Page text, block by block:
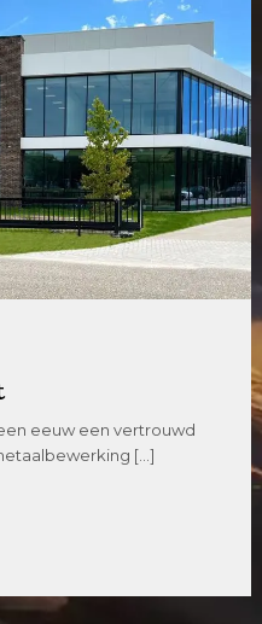
eeuw een vertrouwd
[…]